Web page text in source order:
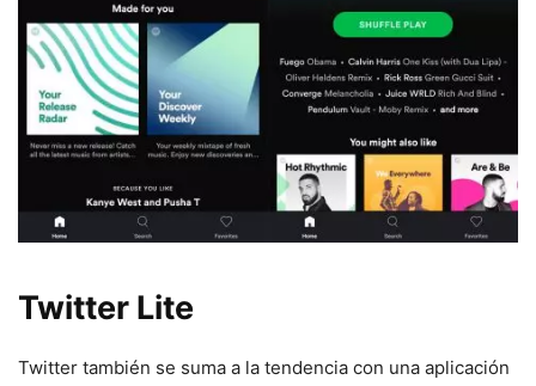
Twitter Lite
Twitter también se suma a la tendencia con una aplicación